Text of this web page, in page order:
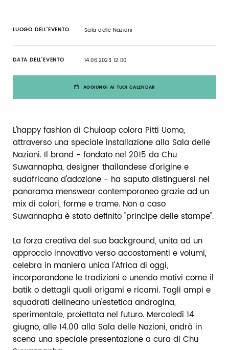
LUOGO DELL’EVENTO Sala delle Nazioni
DATA DELL’EVENTO 14.06.2023 12:00
AGGIUNGI AI TUOI CALENDAR
L'happy fashion di Chulaap colora Pitti Uomo,
attraverso una speciale installazione alla Sala delle
Nazioni. Il brand - fondato nel 2015 da Chu
Suwannapha, designer thailandese d'origine e
sudafricano d'adozione - ha saputo distinguersi nel
panorama menswear contemporaneo grazie ad un
mix di colori, forme e trame. Non a caso
Suwannapha è stato definito "principe delle stampe".
La forza creativa del suo background, unita ad un
approccio innovativo verso accostamenti e volumi,
celebra in maniera unica l'Africa di oggi,
incorporandone le tradizioni e unendo motivi come il
batik o dettagli quali origami e ricami. Tagli ampi e
squadrati delineano un'estetica androgina,
sperimentale, proiettata nel futuro. Mercoledì 14
giugno, alle 14.00 alla Sala delle Nazioni, andrà in
scena una speciale presentazione a cura di Chu